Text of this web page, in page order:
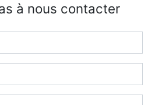
à nous contacter